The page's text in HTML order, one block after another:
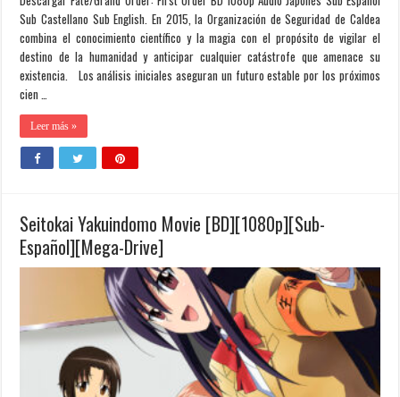
Sub Castellano Sub English. En 2015, la Organización de Seguridad de Caldea
combina el conocimiento científico y la magia con el propósito de vigilar el
destino de la humanidad y anticipar cualquier catástrofe que amenace su
existencia. Los análisis iniciales aseguran un futuro estable por los próximos
cien …
Leer más »
Seitokai Yakuindomo Movie [BD][1080p][Sub-
Español][Mega-Drive]